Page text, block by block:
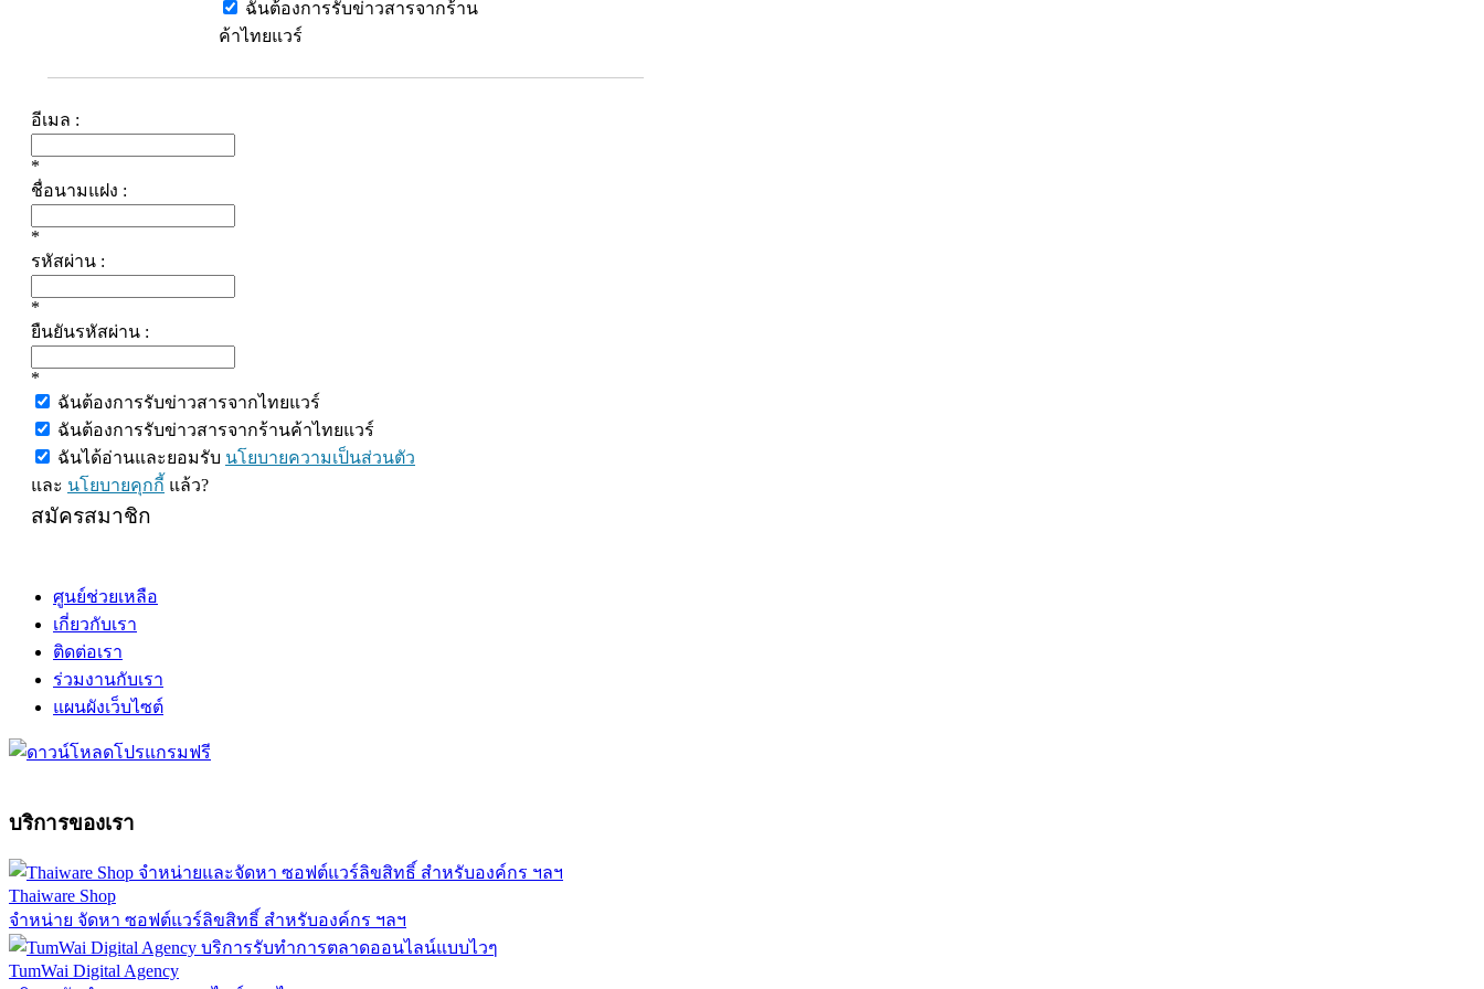
ฉันต้องการรับข่าวสารจากร้าน
ค้าไทยแวร์
อีเมล :
*
ชื่อนามแฝง :
*
รหัสผ่าน :
*
ยืนยันรหัสผ่าน :
*
ฉันต้องการรับข่าวสารจากไทยแวร์
ฉันต้องการรับข่าวสารจากร้านค้าไทยแวร์
ฉันได้อ่านและยอมรับ นโยบายความเป็นส่วนตัว
และ นโยบายคุกกี้ แล้ว?
สมัครสมาชิก
ศูนย์ช่วยเหลือ
เกี่ยวกับเรา
ติดต่อเรา
ร่วมงานกับเรา
แผนผังเว็บไซต์
บริการของเรา
Thaiware Shop
จำหน่าย จัดหา ซอฟต์แวร์ลิขสิทธิ์ สำหรับองค์กร ฯลฯ
TumWai Digital Agency